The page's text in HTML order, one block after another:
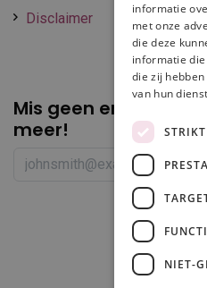
Disclaimer
Mis geen enkele
meer!
informatie
met onze
die deze
informatie
die zij
van hun
NIET-